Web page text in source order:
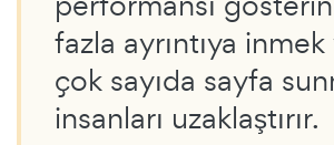
fazla ayrıntıya inmek
çok sayıda sayfa
insanları uzaklaştırır.